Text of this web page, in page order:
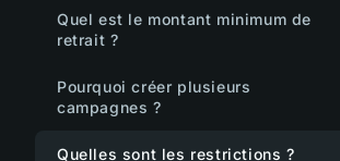
Quel est le montant minimum de
retrait ?
Pourquoi créer plusieurs
campagnes ?
Quelles sont les restrictions ?